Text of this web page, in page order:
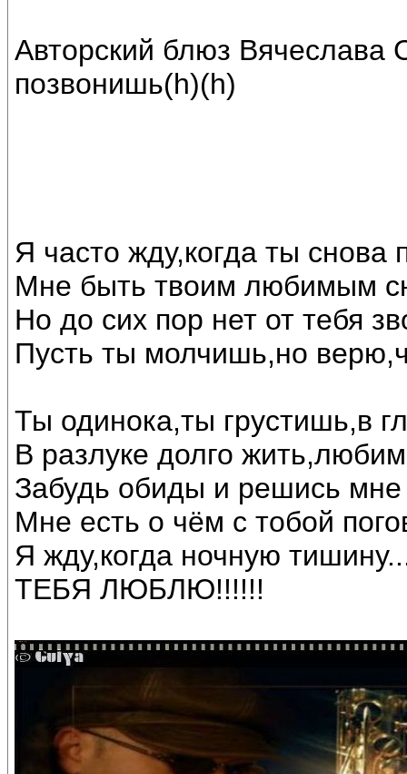
Авторский блюз Вячеслава
позвонишь(h)(h)
Я часто жду,когда ты снова
Мне быть твоим любимым
Но до сих пор нет от тебя
Пусть ты молчишь,но
Ты одинока,ты грустишь,в
В разлуке долго
Забудь обиды и решись мне
Мне есть о чём с тобой
Я жду,когда ночную
ТЕБЯ ЛЮБЛЮ!!!!!!